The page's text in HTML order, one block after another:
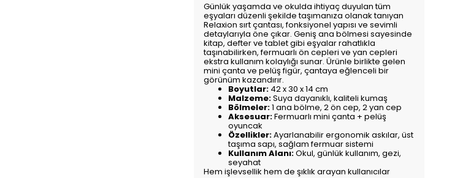
Günlük yaşamda ve okulda ihtiyaç duyulan tüm
eşyaları düzenli şekilde taşımanıza olanak tanıyan
Relaxion sırt çantası, fonksiyonel yapısı ve sevimli
detaylarıyla öne çıkar. Geniş ana bölmesi sayesinde
kitap, defter ve tablet gibi eşyalar rahatlıkla
taşınabilirken, fermuarlı ön cepleri ve yan cepleri
ekstra kullanım kolaylığı sunar. Ürünle birlikte gelen
mini çanta ve pelüş figür, çantaya eğlenceli bir
görünüm kazandırır.
Boyutlar: 42 x 30 x 14 cm
Malzeme:Suya dayanıklı, kaliteli kumaş
Bölmeler:1 ana bölme, 2 ön cep, 2 yan cep
Aksesuar:Fermuarlı mini çanta + pelüş
oyuncak
Özellikler:Ayarlanabilir ergonomik askılar, üst
taşıma sapı, sağlam fermuar sistemi
Kullanım Alanı:Okul, günlük kullanım, gezi,
seyahat
Hem işlevsellik hem de şıklık arayan kullanıcılar